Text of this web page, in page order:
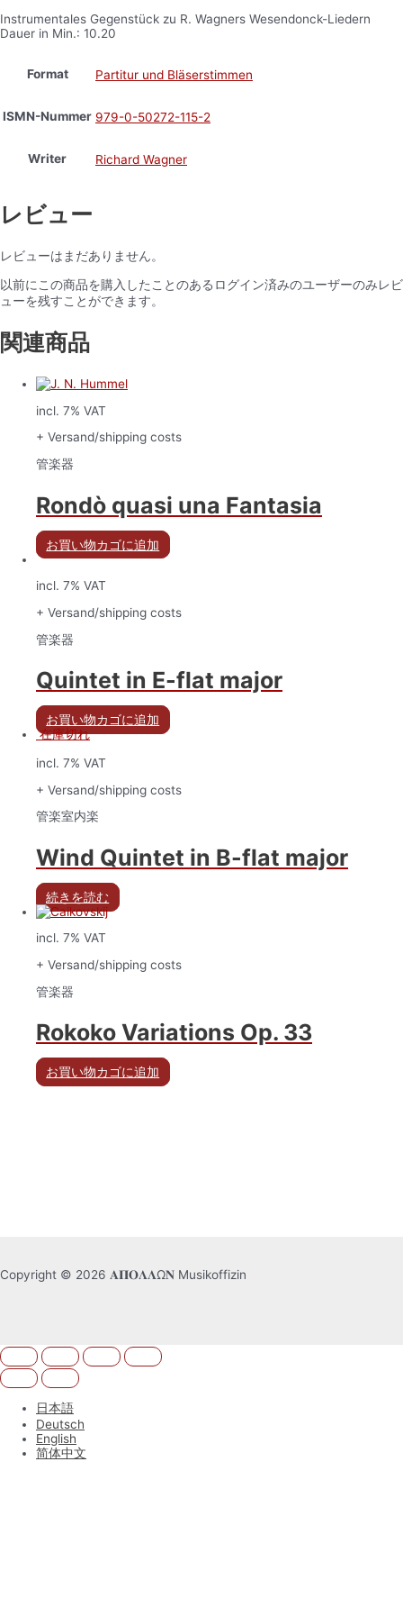
Instrumentales Gegenstück zu R. Wagners Wesendonck-Liedern
Dauer in Min.: 10.20
Format Partitur und Bläserstimmen
ISMN-Nummer 979-0-50272-115-2
Writer Richard Wagner
レビュー
レビューはまだありません。
以前にこの商品を購入したことのあるログイン済みのユーザーのみレビ
ューを残すことができます。
関連商品
incl. 7% VAT
+ Versand/shipping costs
管楽器
Rondò quasi una Fantasia
お買い物カゴに追加
incl. 7% VAT
+ Versand/shipping costs
管楽器
Quintet in E-flat major
お買い物カゴに追加
在庫切れ
incl. 7% VAT
+ Versand/shipping costs
管楽室内楽
Wind Quintet in B-flat major
続きを読む
incl. 7% VAT
+ Versand/shipping costs
管楽器
Rokoko Variations Op. 33
お買い物カゴに追加
Copyright © 2026 𝚨𝚷𝚶𝚲𝚲Ω𝚴 Musikoffizin
日本語
Deutsch
English
简体中文